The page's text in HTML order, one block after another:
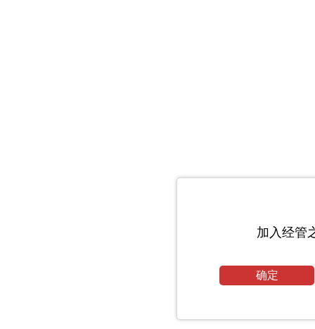
加入经管
确定